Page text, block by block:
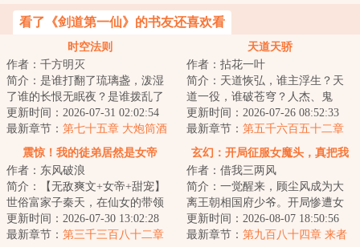
看了《剑道第一仙》的书友还喜欢看
时空法则
作者：千方明灭
简介：是谁打翻了琉璃盏，泼湿
了谁的长恨无眠夜？是谁拨乱了
竖弓琴，惊扰了谁的江上无澜
月？有人在在偌大...
更新时间：2026-07-31 02:02:54
最新章节： 第七十五章 大炮筒酒
天道天骄
作者：拈花一叶
简介：天道恢弘，谁主浮生？天
道一役，谁破苍穹？人杰、鬼
雄、楚翘、天骄，万载后的归
来，再踏归家路，再...
更新时间：2026-07-26 08:52:33
最新章节： 第五千六百五十二章
传承和偶遇！下
震惊！我的徒弟居然是女帝
作者：东风破浪
简介：【无敌爽文+女帝+甜宠】
世俗富家子秦天，在仙女的带领
下加入了昆仑剑派，成为了昆仑
小师叔。觉醒签...
更新时间：2026-07-30 13:02:28
最新章节： 第三千三百八十二章
玄幻：开局征服女魔头，真把我
当纨绔？
作者：借我三两风
简介：一觉醒来，顾尘风成为大
离王朝相国府少爷。开局惨遭女
魔头采补，却因祸得福，获逆天
奇宝，悟绝世功...
更新时间：2026-08-07 18:50:56
最新章节： 第九百八十四章 来者